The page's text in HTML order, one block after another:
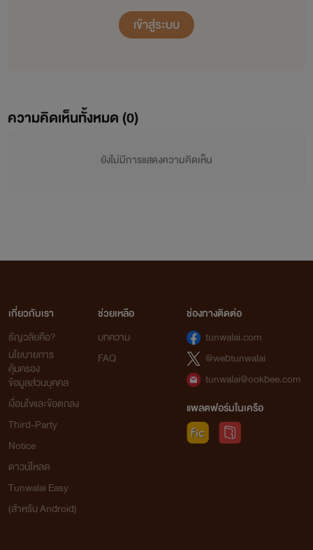
เข้าสู่ระบบ
ความคิดเห็นทั้งหมด (0)
ยังไม่มีการแสดงความคิดเห็น
เกี่ยวกับเรา
ธัญวลัยคือ?
นโยบายการ
คุ้มครอง
ข้อมูลส่วนบุคคล
เงื่อนไขและข้อตกลง
Third-Party
Notice
ดาวน์โหลด
Tunwalai Easy
(สำหรับ Android)
ช่วยเหลือ
บทความ
FAQ
ช่องทางติดต่อ
tunwalai.com
@webtunwalai
tunwalai@ookbee.com
แพลตฟอร์มในเครือ